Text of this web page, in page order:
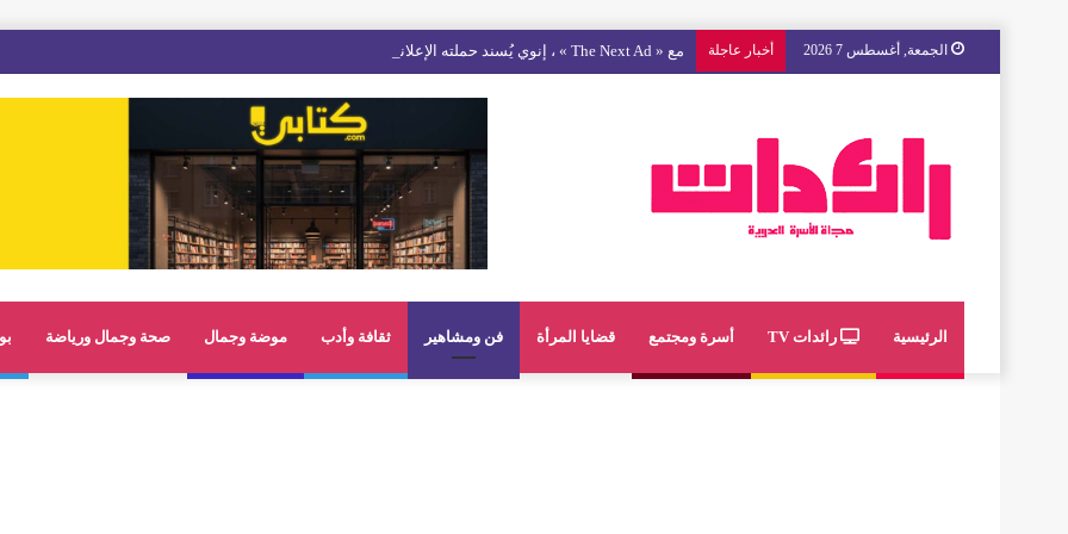
الجمعة, أغسطس 7 2026 أخبار عاجلة مع « The Next Ad » ، إنوي يُسند حملته الإعلانية المقبلة إلى الشباب المغربي
الرئيسية رائدات TV أسرة ومجتمع قضايا المرأة فن ومشاهير ثقافة وأدب موضة وجمال صحة وجمال ورياضة